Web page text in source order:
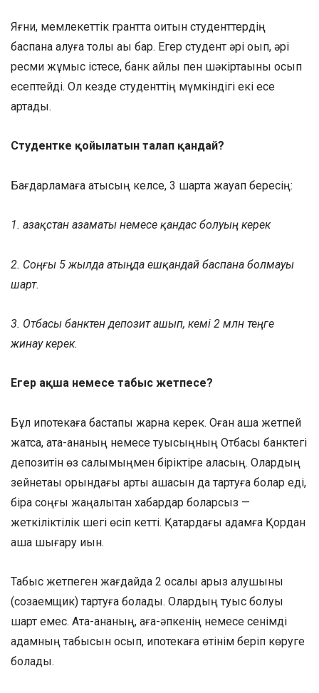
Яғни, мемлекеттік грантта оқитын студенттердің
баспана алуға толық қақы бар. Егер студент әрі оқып, әрі
ресми жұмыс істесе, банк айлық пен шәкіртақыны қосып
есептейді. Ол кезде студенттің мүмкіндігі екі есе
артады.
Студентке қойылатын талап қандай?
Бағдарламаға қатысқың келсе, 3 шартқа жауап бересің:
1. Қазақстан азаматы немесе қандас болуың керек
2. Соңғы 5 жылда атыңда ешқандай баспана болмауы
шарт.
3. Отбасы банктен депозит ашып, кемі 2 млн теңге
жинау керек.
Егер ақша немесе табыс жетпесе?
Бұл ипотекаға бастапқы жарна керек. Оған ақша жетпей
жатса, ата-ананың немесе туысыңның Отбасы банктегі
депозитін өз салымыңмен біріктіре аласың. Олардың
зейнетақы қорындағы артық ақшасын да тартуға болар еді,
бірақ соңғы жаңалықтан хабардар боларсыз —
жеткіліктілік шегі өсіп кетті. Қатардағы адамға Қордан
ақша шығару қиын.
Табыс жетпеген жағдайда 2 қосалқы қарыз алушыны
(созаемщик) тартуға болады. Олардың туыс болуы
шарт емес. Ата-ананың, аға-әпкенің немесе сенімді
адамның табысын қосып, ипотекаға өтінім беріп көруге
болады.